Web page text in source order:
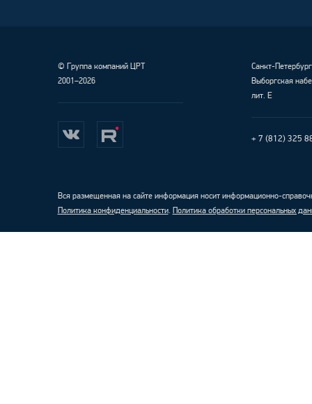
© Группа компаний ЦРТ
2001–2026
Санкт-Петербург
Выборгская
лит. Е
+ 7 (812) 325
Вся размещенная на сайте информация носит информационно-
Политика конфиденциальности. Политика обработки персональных